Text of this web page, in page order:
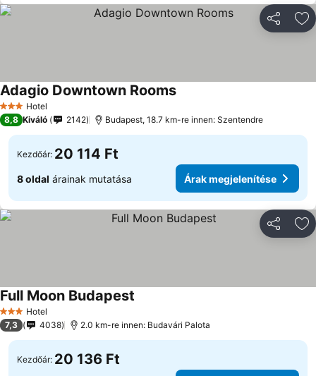
3 Kategória
Hotel
Adagio Downtown RoomsÁrak megjelenítése
8,8 Kiváló 2142 Budapest, 18.7 km-re innen: Szentendre
Kezdőár: 20 114 Ft
8 oldal árainak mutatása Árak megjelenítése
3 Kategória
Hotel
Full Moon Budapest
7,3 4038 2.0 km-re innen: Budavári Palota
Kezdőár: 20 136 Ft